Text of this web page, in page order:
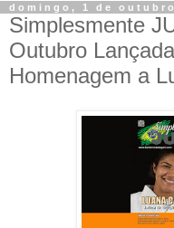
domingo, 1 de
Simplesmente
Outubro
Homenagem a